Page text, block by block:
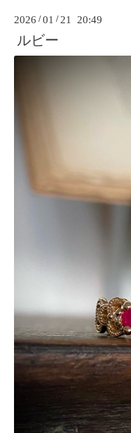
2026 /01 / 21 20:49
ルビー